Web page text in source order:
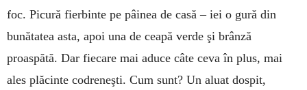
foc. Picură fierbinte pe pâinea de casă – iei o gură din
bunătatea asta, apoi una de ceapă verde şi brânză
proaspătă. Dar fiecare mai aduce câte ceva în plus, mai
ales plăcinte codreneşti. Cum sunt? Un aluat dospit,